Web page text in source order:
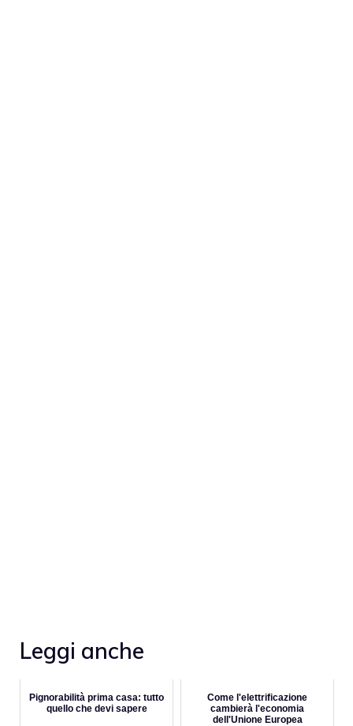
Leggi anche
Pignorabilità prima casa: tutto
quello che devi sapere
Come l'elettrificazione
cambierà l'economia
dell'Unione Europea